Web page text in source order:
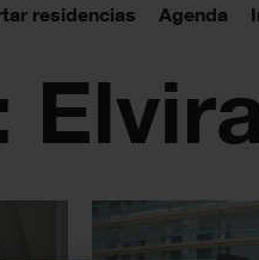
residencias Agenda